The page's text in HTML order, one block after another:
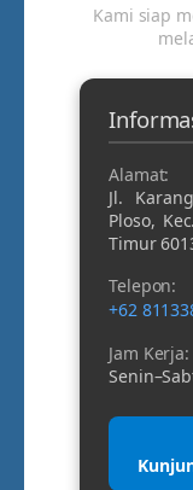
Kami siap
Alamat:
Jl.
Ploso,
Timur
Telepon:
+62
Jam Kerja: